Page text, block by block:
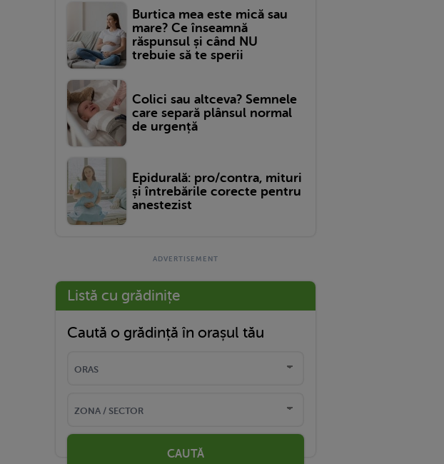
Burtica mea este mică sau
mare? Ce înseamnă
răspunsul și când NU
trebuie să te sperii
Colici sau altceva? Semnele
care separă plânsul normal
de urgență
Epidurală: pro/contra, mituri
și întrebările corecte pentru
anestezist
Listă cu grădinițe
Caută o grădință în orașul tău
CAUTĂ